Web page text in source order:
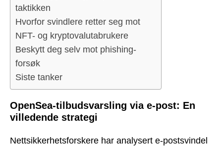
taktikken
Hvorfor svindlere retter seg mot
NFT- og kryptovalutabrukere
Beskytt deg selv mot phishing-
forsøk
Siste tanker
OpenSea-tilbudsvarsling via e-post: En
villedende strategi
Nettsikkerhetsforskere har analysert e-postsvindel